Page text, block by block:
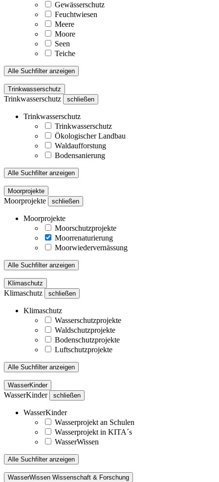
Gewässerschutz
Feuchtwiesen
Meere
Moore
Seen
Teiche
Alle Suchfilter anzeigen
Trinkwasserschutz
Trinkwasserschutz schließen
Trinkwasserschutz
Trinkwasserschutz
Ökologischer Landbau
Waldaufforstung
Bodensanierung
Alle Suchfilter anzeigen
Moorprojekte
Moorprojekte schließen
Moorprojekte
Moorschutzprojekte
Moorrenaturierung
Moorwiedervernässung
Alle Suchfilter anzeigen
Klimaschutz
Klimaschutz schließen
Klimaschutz
Wasserschutzprojekte
Waldschutzprojekte
Bodenschutzprojekte
Luftschutzprojekte
Alle Suchfilter anzeigen
WasserKinder
WasserKinder schließen
WasserKinder
Wasserprojekt an Schulen
Wasserprojekt in KITA´s
WasserWissen
Alle Suchfilter anzeigen
WasserWissen Wissenschaft & Forschung